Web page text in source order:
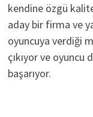
kendine özgü
aday bir firma ve
oyuncuya verdiği
çıkıyor ve oyuncu
başarıyor.